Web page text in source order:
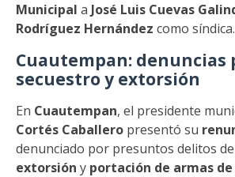
Municipal a José Luis Cuevas
Rodríguez Hernández como síndica.
Cuautempan: denuncias
secuestro y extorsión
En Cuautempan, el presidente
Cortés Caballero presentó su
denunciado por presuntos delitos de
extorsión y portación de armas